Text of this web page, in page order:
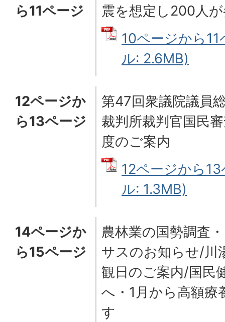
ら11ページ
震を想定し200人
10ページから
ル: 2.6MB)
12ページか
ら13ページ
第47回衆議院議員
裁判所裁判官国民
度のご案内
12ページから
ル: 1.3MB)
14ページか
ら15ページ
農林業の国勢調査
サスのお知らせ/川
観日のご案内/国民
へ・1月から高額療
す